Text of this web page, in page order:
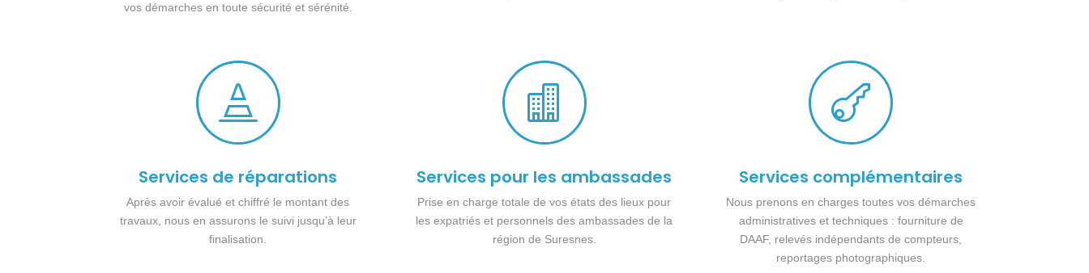
vos démarches en toute sécurité et sérénité.

Services de réparations
Après avoir évalué et chiffré le montant des
travaux, nous en assurons le suivi jusqu’à leur
finalisation.

Services pour les ambassades
Prise en charge totale de vos états des lieux pour
les expatriés et personnels des ambassades de la
région de Suresnes.

Services complémentaires
Nous prenons en charges toutes vos démarches
administratives et techniques : fourniture de
DAAF, relevés indépendants de compteurs,
reportages photographiques.